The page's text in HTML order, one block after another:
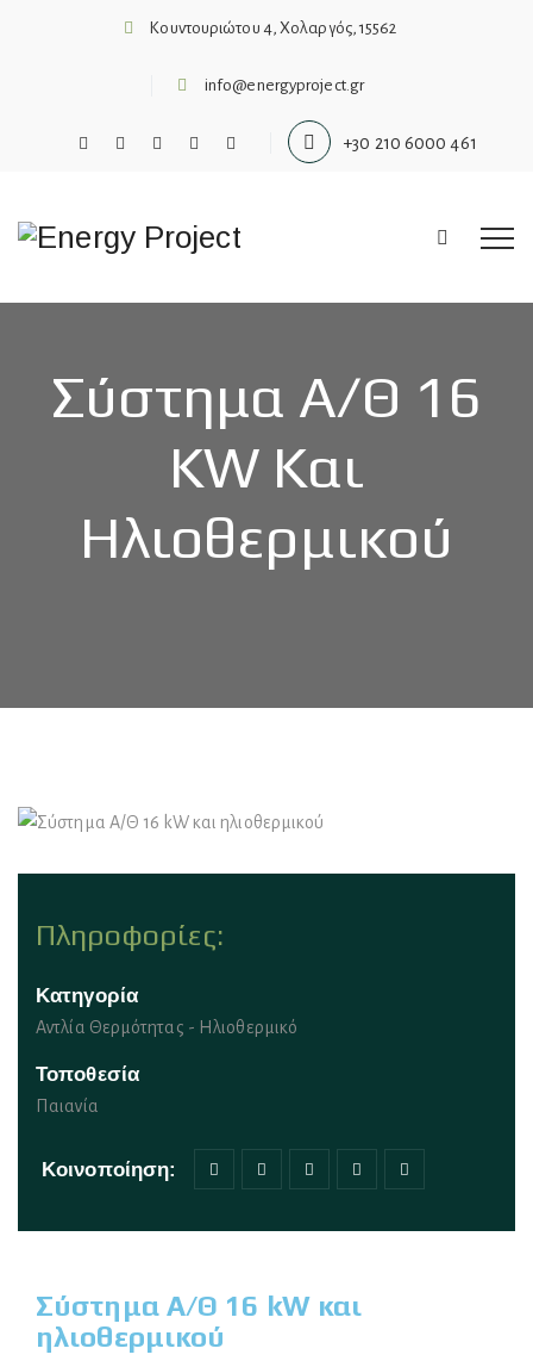
Κουντουριώτου 4, Χολαργός, 15562
info@energyproject.gr
+30 210 6000 461
Σύστημα Α/Θ 16
KW Και
Ηλιοθερμικού
Πληροφορίες:
Κατηγορία
Αντλία Θερμότητας - Ηλιοθερμικό
Τοποθεσία
Παιανία
Κοινοποίηση:
Σύστημα Α/Θ 16 kW και
ηλιοθερμικού